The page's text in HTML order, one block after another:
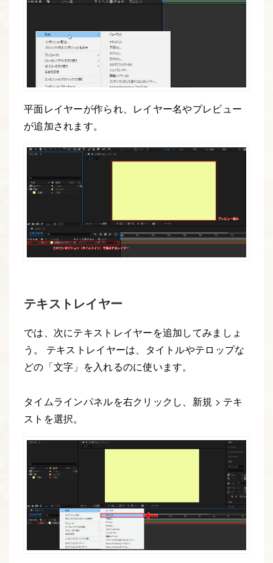
平面レイヤーが作られ、レイヤー名やプレビュー
が追加されます。
テキストレイヤー
では、次にテキストレイヤーを追加してみましょ
う。 テキストレイヤーは、タイトルやテロップな
どの「文字」を入れるのに使います。
タイムラインパネルを右クリックし、新規 > テキ
ストを選択。